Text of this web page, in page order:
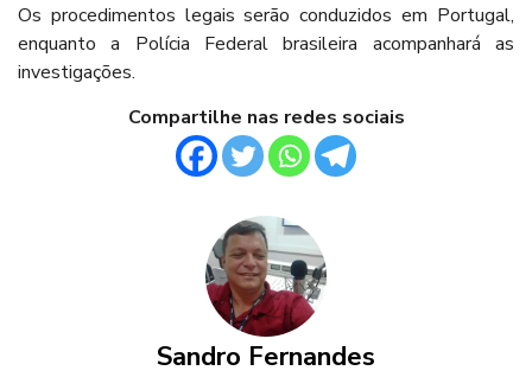
Os procedimentos legais serão conduzidos em Portugal,
enquanto a Polícia Federal brasileira acompanhará as
investigações.
Compartilhe nas redes sociais
Sandro Fernandes